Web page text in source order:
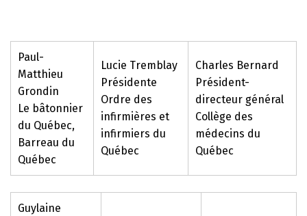
Paul-
Matthieu
Grondin
Le bâtonnier
du Québec,
Barreau du
Québec
Lucie Tremblay
Présidente
Ordre des
infirmières et
infirmiers du
Québec
Charles Bernard
Président-
directeur général
Collège des
médecins du
Québec
Guylaine